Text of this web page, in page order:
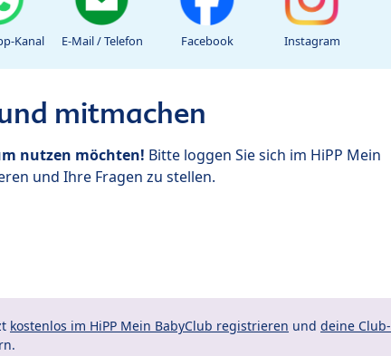
Kanal E-Mail / Telefon Facebook Instagram
mitmachen
nutzen möchten! Bitte loggen Sie sich im HiPP Mein
und Ihre Fragen zu stellen.
kostenlos im HiPP Mein BabyClub registrieren und deine Club-